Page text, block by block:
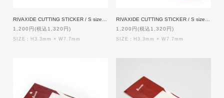
1,200円(税込1,320円)
SIZE：H3.3mm × W7.7mm
1,200円(税込1,320円)
SIZE：H3.3mm × W7.7mm